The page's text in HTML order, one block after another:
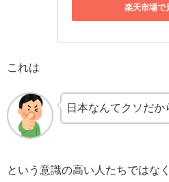
楽天市場で
これは
日本なんてクソだか
という意識の高い人たちではな